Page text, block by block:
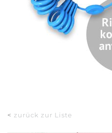
< zurück zur Liste